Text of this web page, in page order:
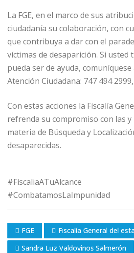
La FGE, en el marco de sus
ciudadanía su colaboración, con
que contribuya a dar con el
víctimas de desaparición. Si usted
pueda ser de ayuda,
Atención Ciudadana: 747 494
Con estas acciones la Fiscalía
refrenda su compromiso con las
materia de Búsqueda y
desaparecidas.
#FiscaliaATuAlcance
#CombatamosLaImpunidad
FGE
Fiscalía General del
Sandra Luz Valdovinos Salmerón